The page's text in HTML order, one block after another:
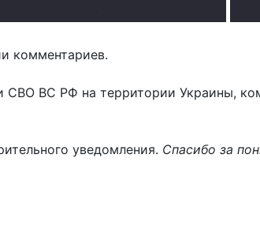
комментариев.
СВО ВС РФ на территории Украины,
уведомления. Спасибо за